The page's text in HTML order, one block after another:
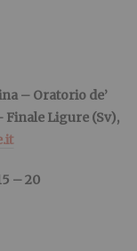
– Oratorio de’
Ligure (Sv),
– 20